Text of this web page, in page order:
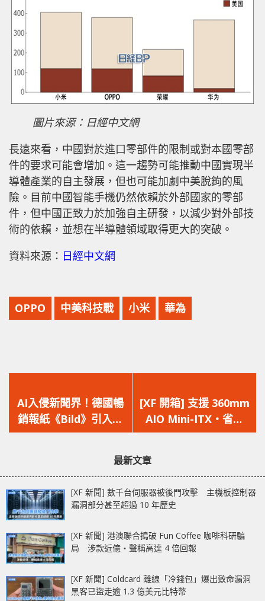
圖片來源：日經中文網
長遠來看，中國對於進口零部件的限制或對本國零部
件的要求可能會增加。這一趨勢可能推動中國實現半
導體產業的自主發展，但也可能加劇中美脫鉤的風
險。目前中國智能手機仍然依賴於外部國家的零部
件，但中國正致力於加強自主研發，以減少對外部技
術的依賴，並想在半導體領域取得更大的突破。
資料來源： 日經中文網
OPPO 中美科技戰 小米 華為
一
篇
文
AI入侵新聞界！德國暢
銷報紙《Bild》引入人
工智能並將裁減 200 個
一
篇
文
[XF 開箱] 支援 360mm
AIO Mini-ITX‧省空
間‧SFX / SFX-L 火牛
Airflow / RGB Airflow
最新文章
[XF 新聞] 數千台伺服器被後門攻擊 主機板控制器
漏洞部分甚至超過 10 年歷史
[XF 新聞] 港澳聯合搗破 Fun Coffee 咖啡科研騙
局 涉款近億‧聲稱高達 4 倍回報
[XF 新聞] Coldcard 離線「冷錢包」爆出致命漏洞
黑客已盜走逾 1.3 億美元比特幣